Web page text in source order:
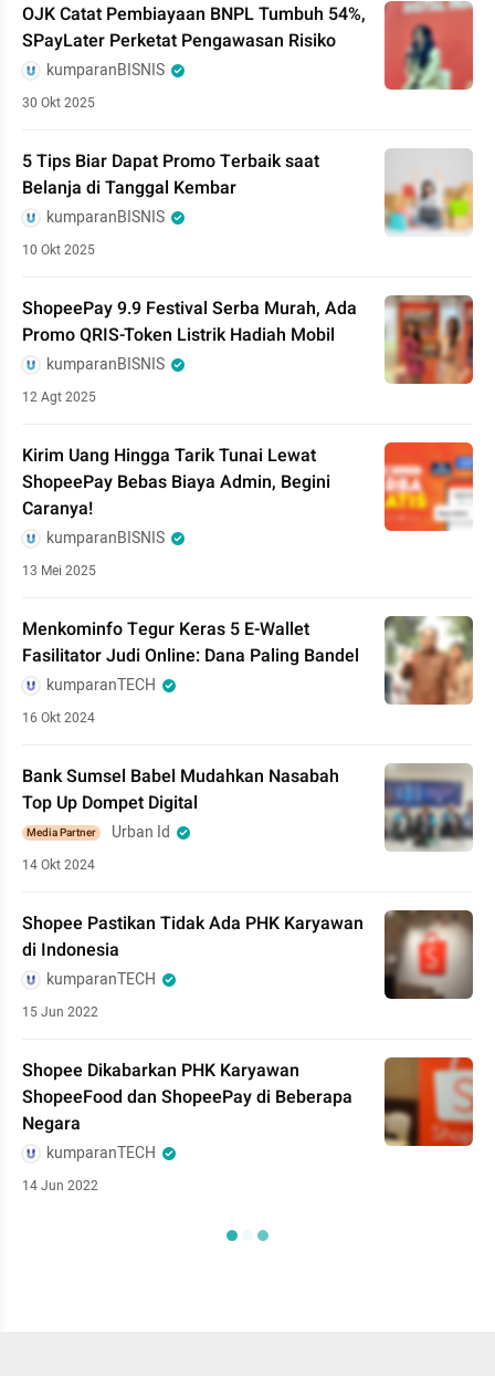
OJK Catat Pembiayaan BNPL Tumbuh 54%,
SPayLater Perketat Pengawasan Risiko
kumparanBISNIS
30 Okt 2025
5 Tips Biar Dapat Promo Terbaik saat
Belanja di Tanggal Kembar
kumparanBISNIS
10 Okt 2025
ShopeePay 9.9 Festival Serba Murah, Ada
Promo QRIS-Token Listrik Hadiah Mobil
kumparanBISNIS
12 Agt 2025
Kirim Uang Hingga Tarik Tunai Lewat
ShopeePay Bebas Biaya Admin, Begini
Caranya!
kumparanBISNIS
13 Mei 2025
Menkominfo Tegur Keras 5 E-Wallet
Fasilitator Judi Online: Dana Paling Bandel
kumparanTECH
16 Okt 2024
Bank Sumsel Babel Mudahkan Nasabah
Top Up Dompet Digital
Media Partner Urban Id
14 Okt 2024
Shopee Pastikan Tidak Ada PHK Karyawan
di Indonesia
kumparanTECH
15 Jun 2022
Shopee Dikabarkan PHK Karyawan
ShopeeFood dan ShopeePay di Beberapa
Negara
kumparanTECH
14 Jun 2022